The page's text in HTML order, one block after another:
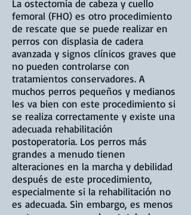
La ostectomía de cabeza y cuello
femoral (FHO) es otro procedimiento
de rescate que se puede realizar en
perros con displasia de cadera
avanzada y signos clínicos graves que
no pueden controlarse con
tratamientos conservadores. A
muchos perros pequeños y medianos
les va bien con este procedimiento si
se realiza correctamente y existe una
adecuada rehabilitación
postoperatoria. Los perros más
grandes a menudo tienen
alteraciones en la marcha y debilidad
después de este procedimiento,
especialmente si la rehabilitación no
es adecuada. Sin embargo, es menos